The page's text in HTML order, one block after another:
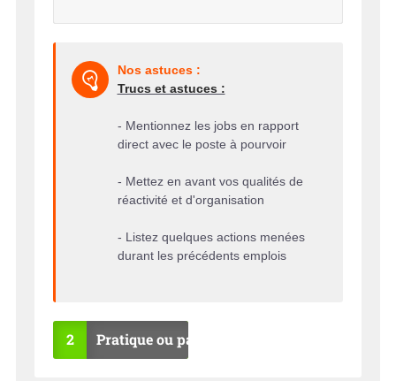
Nos astuces :
Trucs et astuces :
- Mentionnez les jobs en rapport
direct avec le poste à pourvoir
- Mettez en avant vos qualités de
réactivité et d'organisation
- Listez quelques actions menées
durant les précédents emplois
2 Pratique ou pas ?